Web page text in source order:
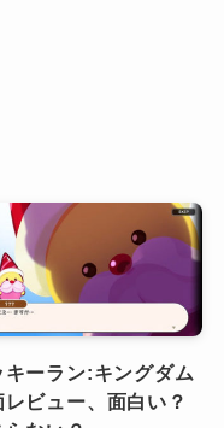
キーラン:キングダム
レビュー、面白い？